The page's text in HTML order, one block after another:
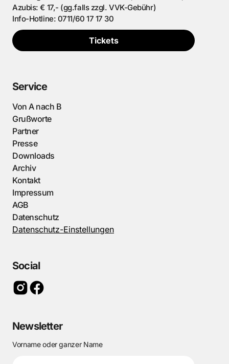
Azubis: € 17,- (gg.falls zzgl. VVK-Gebühr)
Info-Hotline: 0711/60 17 17 30
Tickets
Service
Von A nach B
Grußworte
Partner
Presse
Downloads
Archiv
Kontakt
Impressum
AGB
Datenschutz
Datenschutz-Einstellungen
Social
Newsletter
Vorname oder ganzer Name